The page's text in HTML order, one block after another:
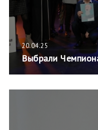
20.04.25
Выбрали